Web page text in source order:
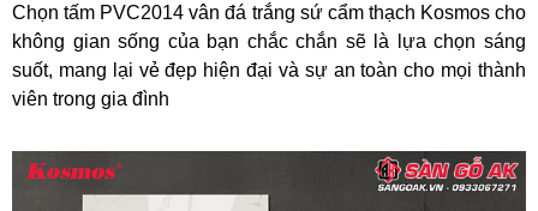
Chọn tấm PVC2014 vân đá trắng sứ cẩm thạch Kosmos cho
không gian sống của bạn chắc chắn sẽ là lựa chọn sáng
suốt, mang lại vẻ đẹp hiện đại và sự an toàn cho mọi thành
viên trong gia đình